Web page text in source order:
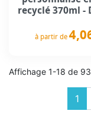
recyclé 370ml -
à partir de
Affichage 1-18 de
1